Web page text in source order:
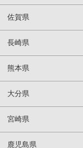
佐賀県
長崎県
熊本県
大分県
宮崎県
鹿児島県